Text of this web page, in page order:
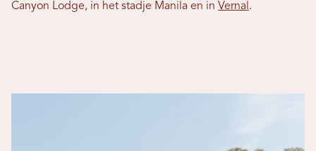
Canyon Lodge, in het stadje Manila en in Vernal .